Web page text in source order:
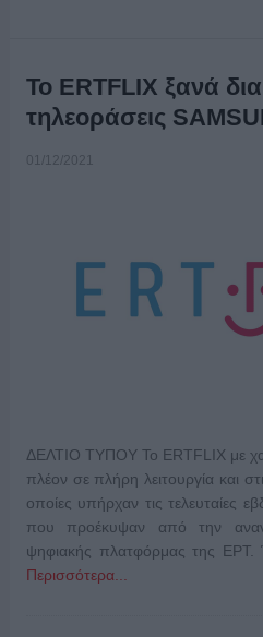
Το ERTFLIX ξανά
τηλεοράσεις
01/12/2021
ΔΕΛΤΙΟ ΤΥΠΟΥ To ERTFLIX με
πλέον σε πλήρη λειτουργία και
οποίες υπήρχαν τις τελευταίες
που προέκυψαν από την
ψηφιακής πλατφόρμας της
Περισσότερα...